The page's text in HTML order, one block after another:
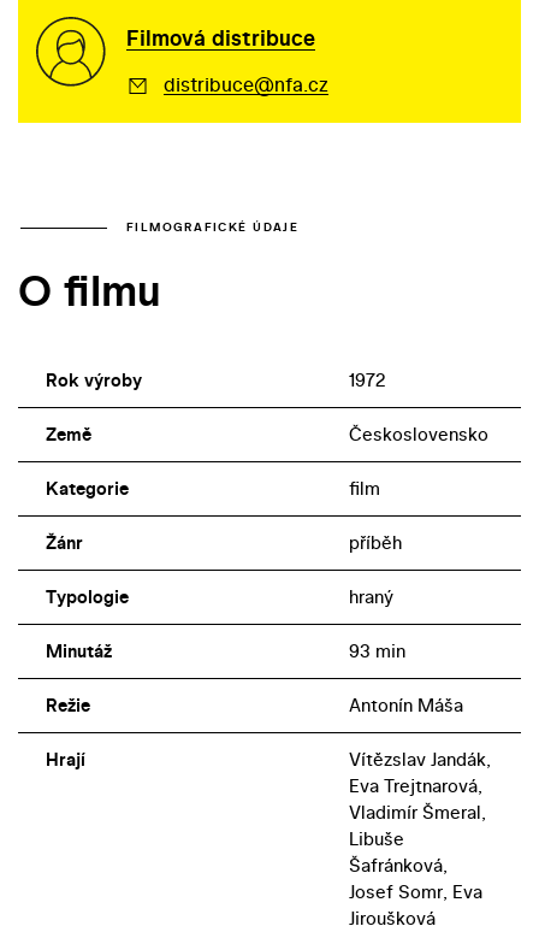
Filmová distribuce
distribuce@nfa.cz
FILMOGRAFICKÉ ÚDAJE
O filmu
Rok výroby 1972
Země Československo
Kategorie film
Žánr příběh
Typologie hraný
Minutáž 93 min
Režie Antonín Máša
Hrají
Vítězslav Jandák,
Eva Trejtnarová,
Vladimír Šmeral,
Libuše
Šafránková,
Josef Somr, Eva
Jiroušková